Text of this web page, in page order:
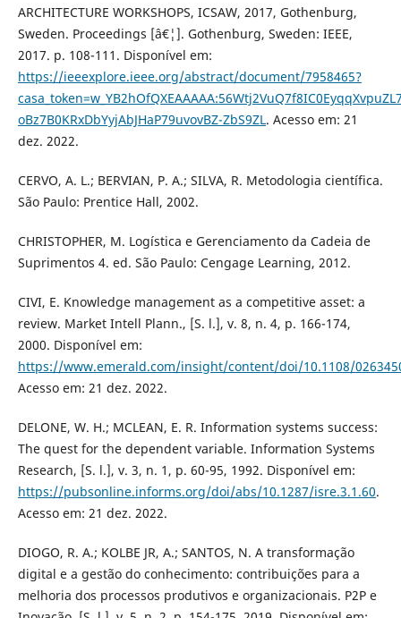
ARCHITECTURE WORKSHOPS, ICSAW, 2017, Gothenburg,
Sweden. Proceedings [â€¦]. Gothenburg, Sweden: IEEE,
2017. p. 108-111. Disponível em:
https://ieeexplore.ieee.org/abstract/document/7958465?
oBz7B0KRxDbYyjAbJHaP79uvovBZ-ZbS9ZL. Acesso em: 21
dez. 2022.
CERVO, A. L.; BERVIAN, P. A.; SILVA, R. Metodologia científica.
São Paulo: Prentice Hall, 2002.
CHRISTOPHER, M. Logística e Gerenciamento da Cadeia de
Suprimentos 4. ed. São Paulo: Cengage Learning, 2012.
CIVI, E. Knowledge management as a competitive asset: a
review. Market Intell Plann., [S. l.], v. 8, n. 4, p. 166-174,
2000. Disponível em:
https://www.emerald.com/insight/content/doi/10.1108/
Acesso em: 21 dez. 2022.
DELONE, W. H.; MCLEAN, E. R. Information systems success:
The quest for the dependent variable. Information Systems
Research, [S. l.], v. 3, n. 1, p. 60-95, 1992. Disponível em:
https://pubsonline.informs.org/doi/abs/10.1287/isre.3.1.60.
Acesso em: 21 dez. 2022.
DIOGO, R. A.; KOLBE JR, A.; SANTOS, N. A transformação
digital e a gestão do conhecimento: contribuições para a
melhoria dos processos produtivos e organizacionais. P2P e